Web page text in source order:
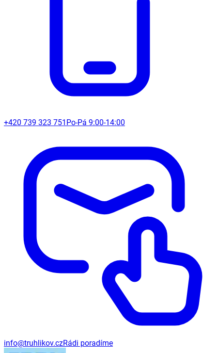
+420 739 323 751 Po-Pá 9:00-14:00
info@truhlikov.czRádi poradíme